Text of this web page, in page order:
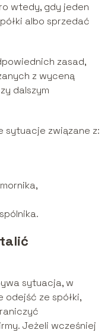
wtedy, gdy jeden
albo sprzedać
zasad,
z wyceną
dalszym
sytuacje związane z:
sytuacja, w
ze spółki,
Jeżeli wcześniej